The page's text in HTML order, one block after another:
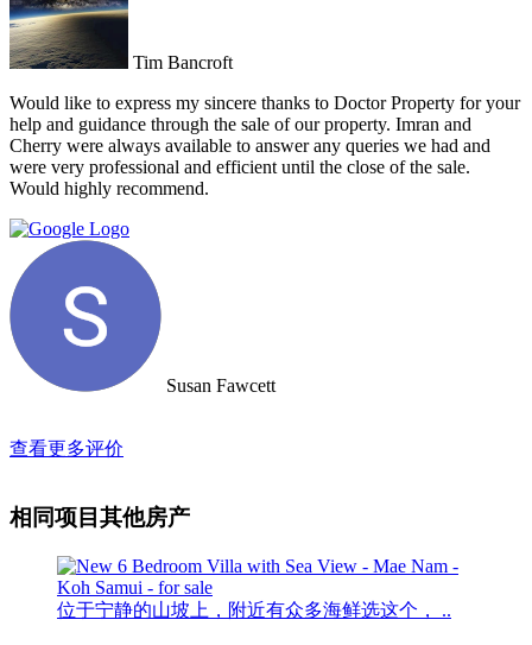
Tim Bancroft
Would like to express my sincere thanks to Doctor Property for your
help and guidance through the sale of our property. Imran and
Cherry were always available to answer any queries we had and
were very professional and efficient until the close of the sale.
Would highly recommend.
Susan Fawcett
查看更多评价
相同项目其他房产
位于宁静的山坡上，附近有众多海鲜选这个， ..